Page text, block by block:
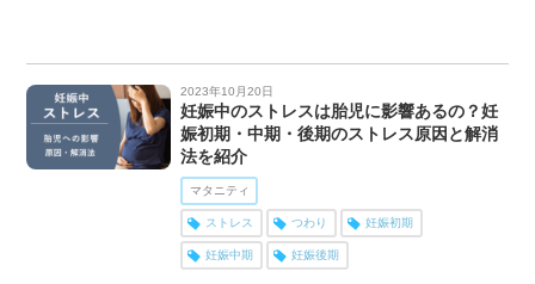
2023年10月20日
妊娠中のストレスは胎児に影響あるの？妊
娠初期・中期・後期のストレス原因と解消
法を紹介
マタニティ
ストレス つわり 妊娠初期
妊娠中期 妊娠後期